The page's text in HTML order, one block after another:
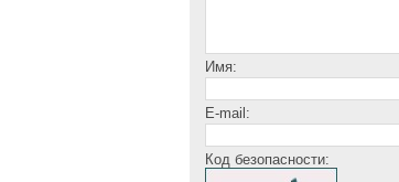
Имя:
E-mail:
Код безопасности: